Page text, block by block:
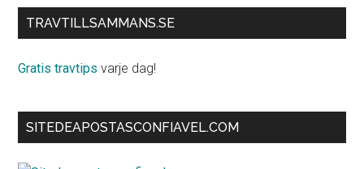
TRAVTILLSAMMANS.SE
Gratis travtips varje dag!
SITEDEAPOSTASCONFIAVEL.COM